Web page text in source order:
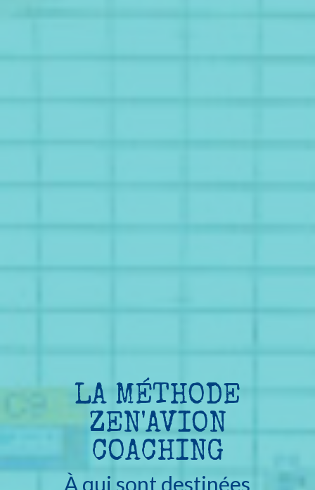
LA MÉTHODE
ZEN'AVION
COACHING
À qui sont destinées